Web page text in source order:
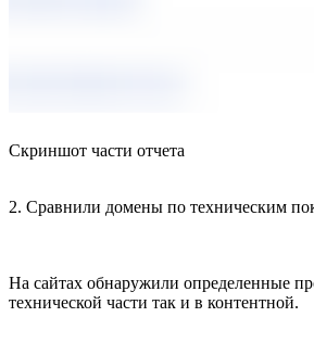
Скриншот части отчета
2. Сравнили домены по техническим
На сайтах обнаружили определенные
технической части так и в контентной.